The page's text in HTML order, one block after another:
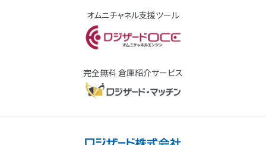
オムニチャネル支援ツール
完全無料 倉庫紹介サービス